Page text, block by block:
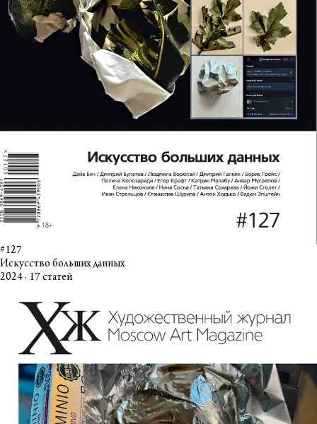
#127
Искусство больших данных
2024 · 17 статей